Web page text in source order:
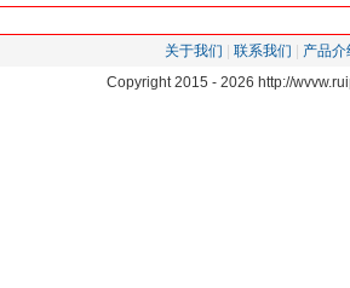
关于我们 联系我们
产品介
Copyright 2015 - 2026 http://